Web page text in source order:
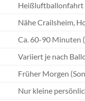
Heißluftballonfahrt
Nähe Crailsheim,
Ca. 60-90 Minuten
Variiert je nach
Früher Morgen
Nur kleine